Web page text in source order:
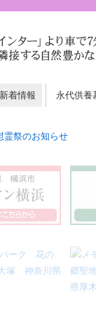
新着情報 永代供養
霊祭のお知らせ